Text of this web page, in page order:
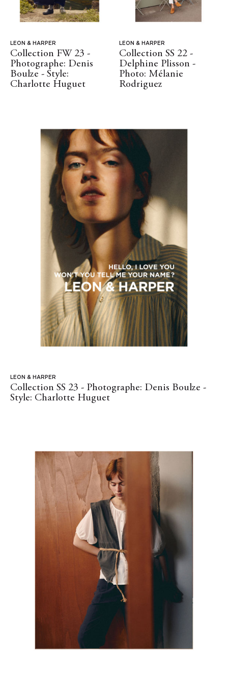
LEON & HARPER
Collection FW 23 -
Photographe: Denis
Boulze - Style:
Charlotte Huguet
LEON & HARPER
Collection SS 23 - Photographe: Denis Boulze -
Style: Charlotte Huguet
LEON & HARPER
Collection SS 22 -
Delphine Plisson -
Photo: Mélanie
Rodriguez